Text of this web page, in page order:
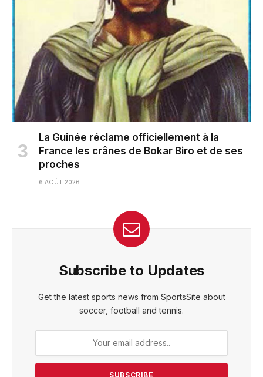
La Guinée réclame officiellement à la
France les crânes de Bokar Biro et de ses
proches
6 AOÛT 2026
Subscribe to Updates
Get the latest sports news from SportsSite about
soccer, football and tennis.